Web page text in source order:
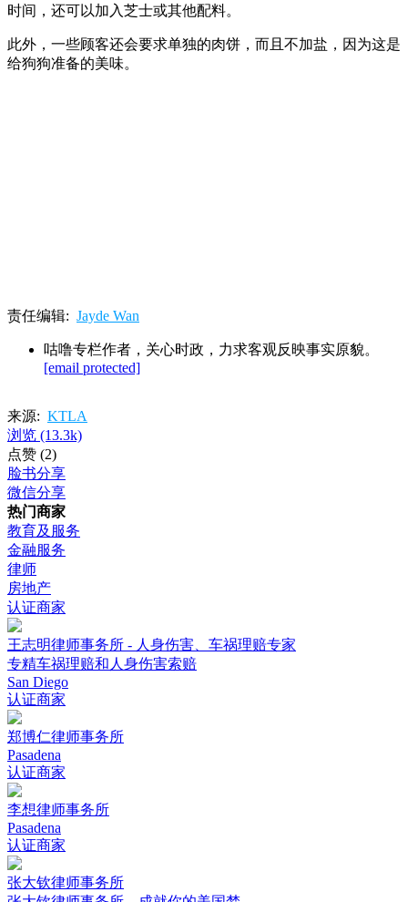
时间，还可以加入芝士或其他配料。
此外，一些顾客还会要求单独的肉饼，而且不加盐，因为这是
给狗狗准备的美味。
责任编辑: Jayde Wan
咕噜专栏作者，关心时政，力求客观反映事实原貌。
[email protected]
来源: KTLA
浏览 (13.3k)
点赞 (2)
脸书分享
微信分享
热门商家
教育及服务
金融服务
律师
房地产
认证商家
王志明律师事务所 - 人身伤害、车祸理赔专家
专精车祸理赔和人身伤害索赔
San Diego
认证商家
郑博仁律师事务所
Pasadena
认证商家
李想律师事务所
Pasadena
认证商家
张大钦律师事务所